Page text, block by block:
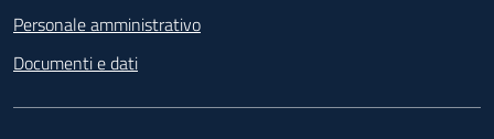
Personale amministrativo
Documenti e dati